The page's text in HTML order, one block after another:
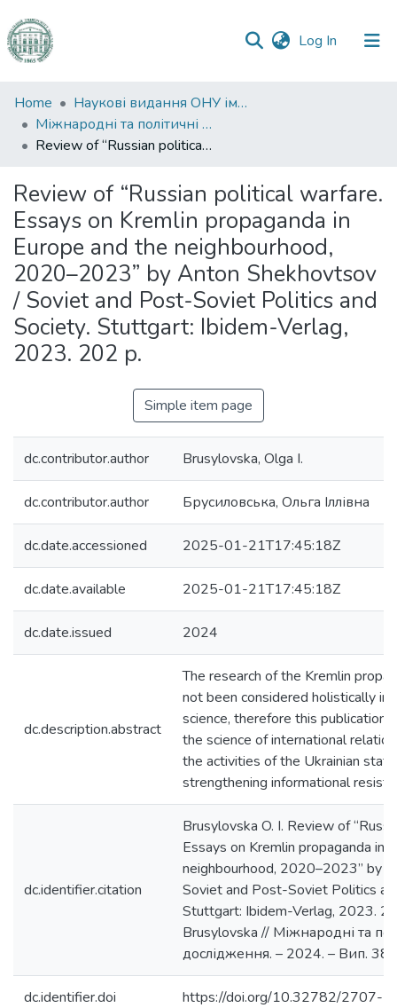
Log In (current)
Communities
&
Collections
Statistics
Home
Наукові видання ОНУ імені І. І. Мечникова
Міжнародні та політичні дослідження
Review of “Russian political warfare. Essays on Kremlin propaganda in Europe and the neighbourhood, 2020–2023” by Anton Shekhovtsov / Soviet and Post-Soviet Politics and Society. Stuttgart: Ibidem-Verlag, 2023. 202 p.
Review of “Russian political warfare.
Essays on Kremlin propaganda in
Europe and the neighbourhood,
2020–2023” by Anton Shekhovtsov
/ Soviet and Post-Soviet Politics and
Society. Stuttgart: Ibidem-Verlag,
2023. 202 p.
Simple item page
dc.contributor.author Brusylovska, Olga I.
dc.contributor.author Брусиловська, Ольга Іллівна
dc.date.accessioned 2025-01-21T17:45:18Z
dc.date.available 2025-01-21T17:45:18Z
dc.date.issued 2024
dc.description.abstract
The research of the Kremlin
not been considered holistically in
science, therefore this publication
the science of international
the activities of the Ukrainian
strengthening informational
dc.identifier.citation
Brusylovska O. I. Review of
Essays on Kremlin propaganda in
neighbourhood, 2020–2023” by
Soviet and Post-Soviet Politics
Stuttgart: Ibidem-Verlag, 2023.
Brusylovska // Міжнародні та
дослідження. – 2024. – Вип.
dc.identifier.doi https://doi.org/10.32782/2707-